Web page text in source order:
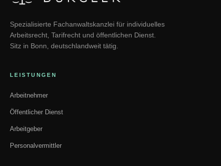
Spezialisierte Fachanwaltskanzlei für individuelles
Arbeitsrecht, Tarifrecht und öffentlichen Dienst.
Sitz in Bonn, deutschlandweit tätig.
LEISTUNGEN
Arbeitnehmer
Öffentlicher Dienst
Arbeitgeber
Personalvermittler